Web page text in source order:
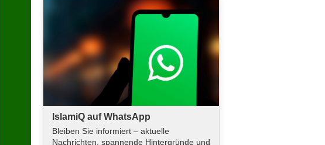
IslamiQ auf WhatsApp
Bleiben Sie informiert – aktuelle
Nachrichten, spannende Hintergründe und